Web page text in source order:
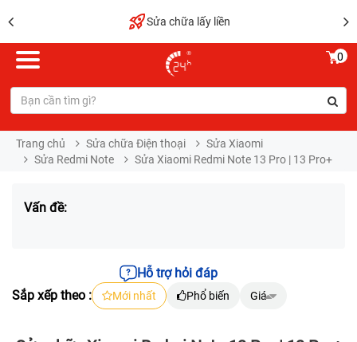
Sửa chữa lấy liền
0
Trang chủ Sửa chữa Điện thoại
Sửa Xiaomi
Sửa Redmi Note
Sửa Xiaomi Redmi Note 13 Pro | 13 Pro+
Vấn đề:
Hỗ trợ hỏi đáp
Sắp xếp theo :
Mới nhất Phổ biến Giá